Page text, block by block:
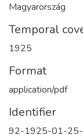
Magyarország
Temporal
1925
Format
application/pdf
Identifier
92-1925-01-25-